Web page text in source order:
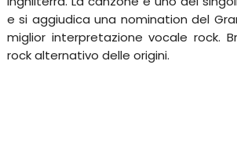
e si aggiudica una nomination del
miglior interpretazione vocale rock.
rock alternativo delle origini.